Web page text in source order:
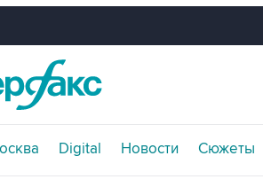
Digital Новости Сюжеты